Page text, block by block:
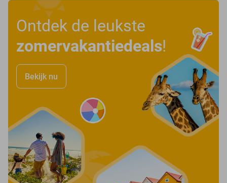
Ontdek de leukste
zomervakantiedeals!
Bekijk nu